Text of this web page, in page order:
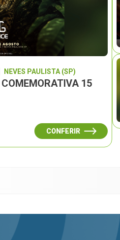
NEVES PAULISTA (SP)
15
CONFERIR